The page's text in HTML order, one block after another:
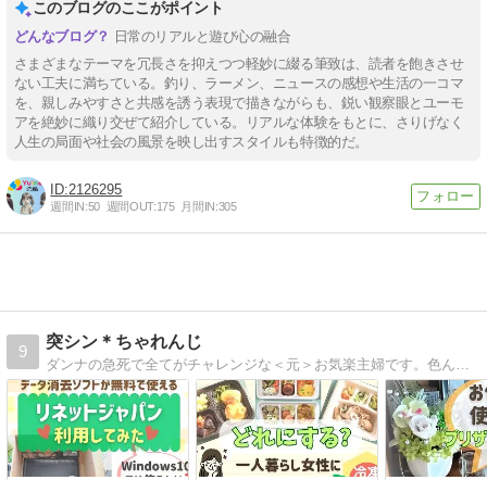
このブログのここがポイント
日常のリアルと遊び心の融合
さまざまなテーマを冗長さを抑えつつ軽妙に綴る筆致は、読者を飽きさせ
ない工夫に満ちている。釣り、ラーメン、ニュースの感想や生活の一コマ
を、親しみやすさと共感を誘う表現で描きながらも、鋭い観察眼とユーモ
アを絶妙に織り交ぜて紹介している。リアルな体験をもとに、さりげなく
人生の局面や社会の風景を映し出すスタイルも特徴的だ。
2126295
週間IN:50 週間OUT:175 月間IN:305
9
突シン＊ちゃれんじ
ダンナの急死で全てがチャレンジな＜元＞お気楽主婦です。色んなチャレンジあれこれをブログに投稿中〜♪